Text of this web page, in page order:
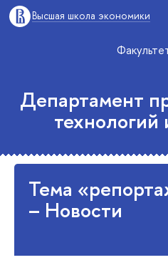
Высшая школа экономики
Департамент
технологий
Тема
– Новости